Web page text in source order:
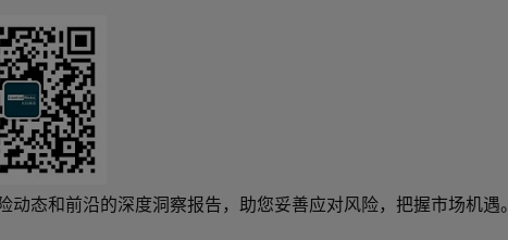
态和前沿的深度洞察报告，助您妥善应对风险，把握市场机遇。